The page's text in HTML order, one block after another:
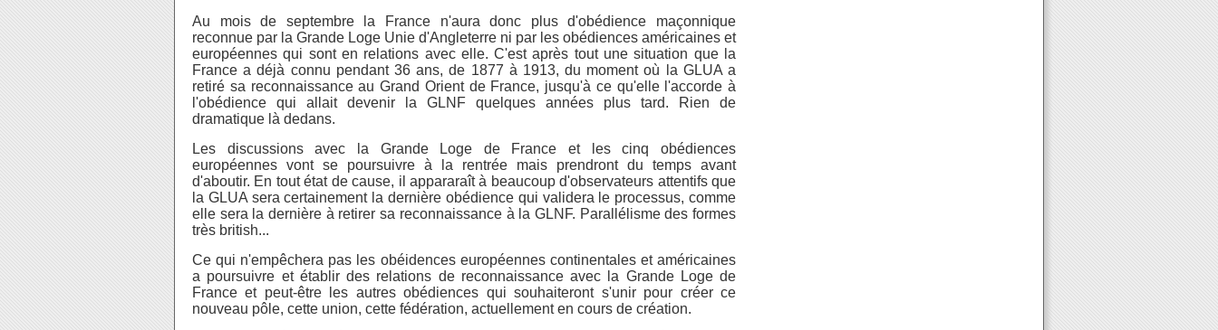
Au mois de septembre la France n'aura donc plus d'obédience maçonnique
reconnue par la Grande Loge Unie d'Angleterre ni par les obédiences américaines et
européennes qui sont en relations avec elle. C'est après tout une situation que la
France a déjà connu pendant 36 ans, de 1877 à 1913, du moment où la GLUA a
retiré sa reconnaissance au Grand Orient de France, jusqu'à ce qu'elle l'accorde à
l'obédience qui allait devenir la GLNF quelques années plus tard. Rien de
dramatique là dedans.
Les discussions avec la Grande Loge de France et les cinq obédiences
européennes vont se poursuivre à la rentrée mais prendront du temps avant
d'aboutir. En tout état de cause, il appararaît à beaucoup d'observateurs attentifs que
la GLUA sera certainement la dernière obédience qui validera le processus, comme
elle sera la dernière à retirer sa reconnaissance à la GLNF. Parallélisme des formes
très british...
Ce qui n'empêchera pas les obéidences européennes continentales et américaines
a poursuivre et établir des relations de reconnaissance avec la Grande Loge de
France et peut-être les autres obédiences qui souhaiteront s'unir pour créer ce
nouveau pôle, cette union, cette fédération, actuellement en cours de création.